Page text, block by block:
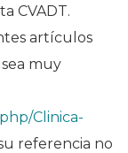
CVADT.
artículos
muy
Clinica-
referencia no